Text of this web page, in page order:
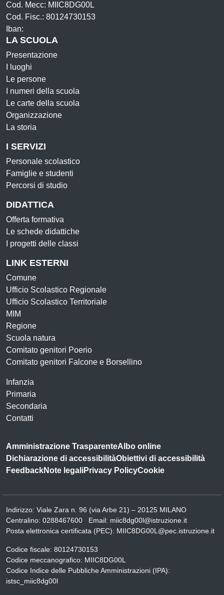
Cod. Mecc: MIIC8DG00L
Cod. Fisc.: 80124730153
Iban:
LA SCUOLA
Presentazione
I luoghi
Le persone
I numeri della scuola
Le carte della scuola
Organizzazione
La storia
I SERVIZI
Personale scolastico
Famiglie e studenti
Percorsi di studio
DIDATTICA
Offerta formativa
Le schede didattiche
I progetti delle classi
LINK ESTERNI
Comune
Ufficio Scolastico Regionale
Ufficio Scolastico Territoriale
MIM
Regione
Scuola natura
Comitato genitori Poerio
Comitato genitori Falcone e Borsellino
Infanzia
Primaria
Secondaria
Contatti
Amministrazione TrasparenteAlbo online
Dichiarazione di accessibilitàObiettivi di accessibilità
FeedbackNote legaliPrivacy PolicyCookie
Indirizzo: Viale Zara n. 96 (via Arbe 21) – 20125 MILANO
Centralino: 0288467600 Email: miic8dg00l@istruzione.it
Posta elettronica certificata (PEC): MIIC8DG00L@pec.istruzione.it
Codice fiscale: 80124730153
Codice meccanografico: MIIC8DG00L
Codice Indice delle Pubbliche Amministrazioni (IPA):
istsc_miic8dg00l